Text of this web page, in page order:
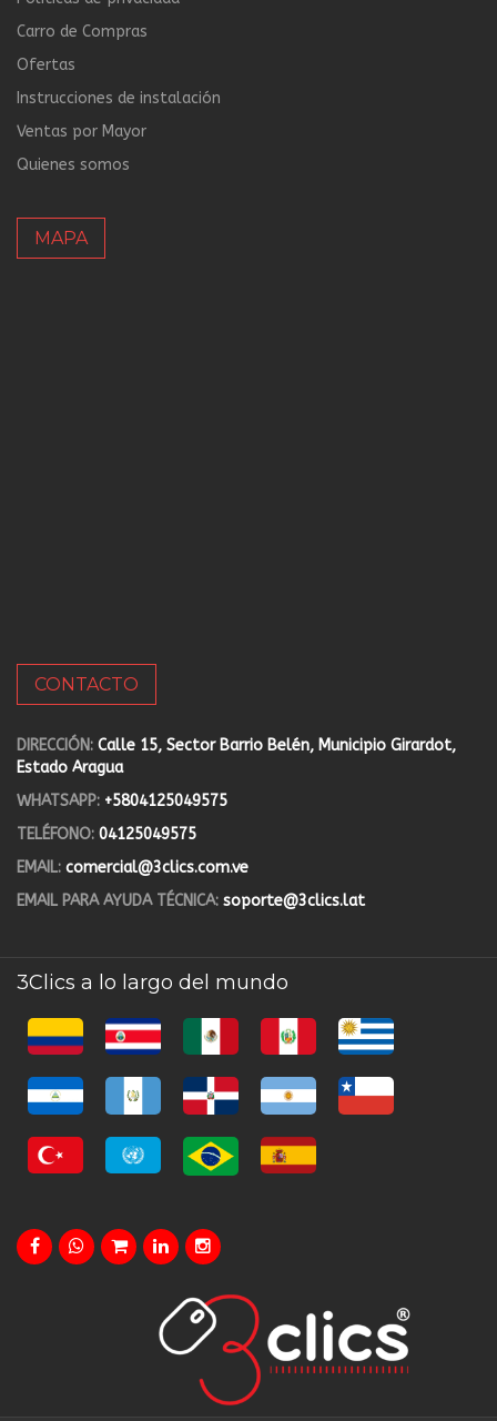
Carro de Compras
Ofertas
Instrucciones de instalación
Ventas por Mayor
Quienes somos
MAPA
CONTACTO
DIRECCIÓN: Calle 15, Sector Barrio Belén, Municipio Girardot,
Estado Aragua
WHATSAPP: +5804125049575
TELÉFONO: 04125049575
EMAIL: comercial@3clics.com.ve
EMAIL PARA AYUDA TÉCNICA: soporte@3clics.lat
3Clics a lo largo del mundo